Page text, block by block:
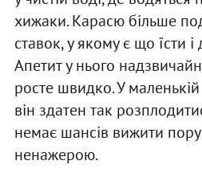
хижаки. Карасю більше
ставок, у якому є що їсти
Апетит у нього
росте швидко. У
він здатен так
немає шансів вижити
ненажерою.